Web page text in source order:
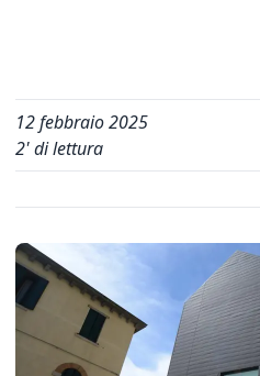
12 febbraio 2025
2' di lettura